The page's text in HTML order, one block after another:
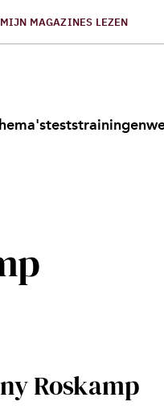
MIJN MAGAZINES LEZEN
teststrainingen
Roskamp